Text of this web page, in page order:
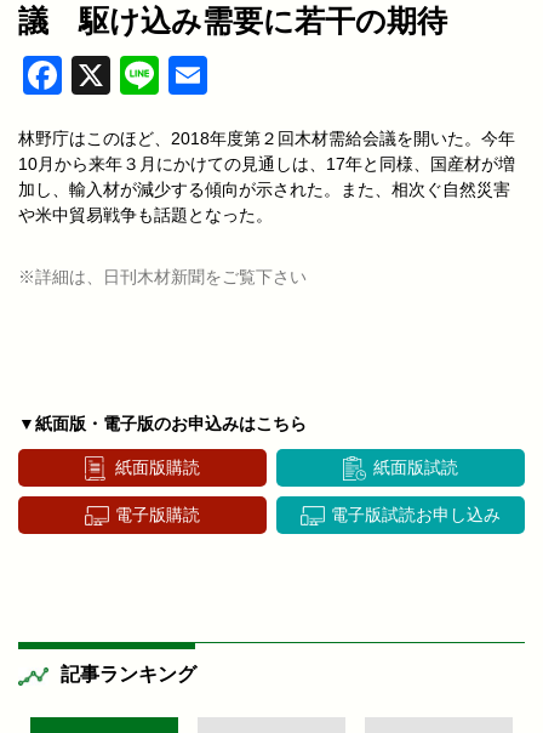
議 駆け込み需要に若干の期待
Facebook
X Line
林野庁はこのほど、2018年度第２回木材需給会議を開いた。今年
10月から来年３月にかけての見通しは、17年と同様、国産材が増
加し、輸入材が減少する傾向が示された。また、相次ぐ自然災害
や米中貿易戦争も話題となった。
※詳細は、日刊木材新聞をご覧下さい
▼紙面版・電子版のお申込みはこちら
紙面版購読 紙面版試読
電子版購読 電子版試読お申し込み
記事ランキング